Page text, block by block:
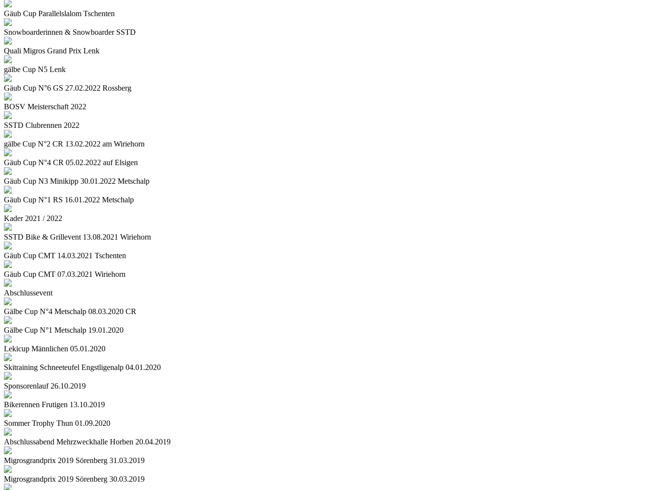
Gäub Cup Parallelslalom Tschenten
Snowboarderinnen & Snowboarder SSTD
Quali Migros Grand Prix Lenk
gälbe Cup N5 Lenk
Gäub Cup N°6 GS 27.02.2022 Rossberg
BOSV Meisterschaft 2022
SSTD Clubrennen 2022
gälbe Cup N°2 CR 13.02.2022 am Wiriehorn
Gäub Cup N°4 CR 05.02.2022 auf Elsigen
Gäub Cup N3 Minikipp 30.01.2022 Metschalp
Gäub Cup N°1 RS 16.01.2022 Metschalp
Kader 2021 / 2022
SSTD Bike & Grillevent 13.08.2021 Wiriehorn
Gäub Cup CMT 14.03.2021 Tschenten
Gäub Cup CMT 07.03.2021 Wiriehorn
Abschlussevent
Gälbe Cup N°4 Metschalp 08.03.2020 CR
Gälbe Cup N°1 Metschalp 19.01.2020
Lekicup Männlichen 05.01.2020
Skitraining Schneeteufel Engstligenalp 04.01.2020
Sponsorenlauf 26.10.2019
Bikerennen Frutigen 13.10.2019
Sommer Trophy Thun 01.09.2020
Abschlussabend Mehrzweckhalle Horben 20.04.2019
Migrosgrandprix 2019 Sörenberg 31.03.2019
Migrosgrandprix 2019 Sörenberg 30.03.2019